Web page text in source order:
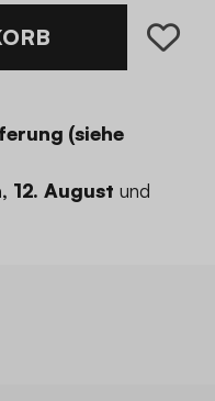
(siehe
12. August und